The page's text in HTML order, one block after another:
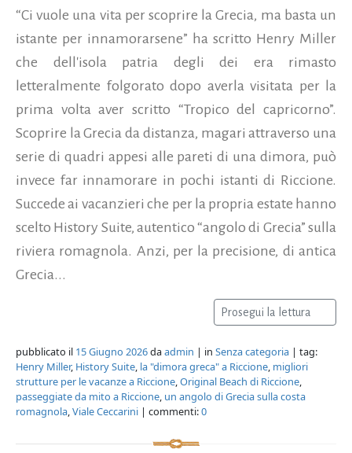
“Ci vuole una vita per scoprire la Grecia, ma basta un
istante per innamorarsene” ha scritto Henry Miller
che dell'isola patria degli dei era rimasto
letteralmente folgorato dopo averla visitata per la
prima volta aver scritto “Tropico del capricorno”.
Scoprire la Grecia da distanza, magari attraverso una
serie di quadri appesi alle pareti di una dimora, può
invece far innamorare in pochi istanti di Riccione.
Succede ai vacanzieri che per la propria estate hanno
scelto History Suite, autentico “angolo di Grecia” sulla
riviera romagnola. Anzi, per la precisione, di antica
Grecia...
Prosegui la lettura
pubblicato il 15 Giugno 2026daadmin | in Senza categoria | tag:
Henry Miller, History Suite, la "dimora greca" a Riccione, migliori
strutture per le vacanze a Riccione,Original Beach di Riccione,
passeggiate da mito a Riccione, un angolo di Grecia sulla costa
romagnola,Viale Ceccarini | commenti:0